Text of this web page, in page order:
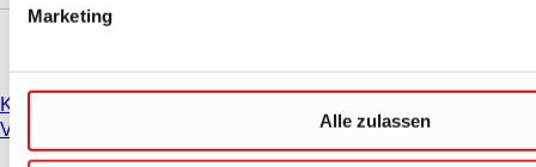
Marketing
Alle zulassen
Kontakt
Vertriebsorganisationen